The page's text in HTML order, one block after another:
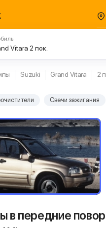
Vitara 2 пок.
Suzuki Grand Vitara 2
Свечи зажигания
в передние